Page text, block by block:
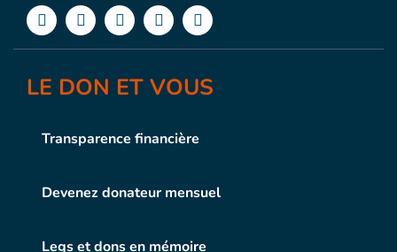
LE DON ET VOUS
Transparence financière
Devenez donateur mensuel
Legs et dons en mémoire